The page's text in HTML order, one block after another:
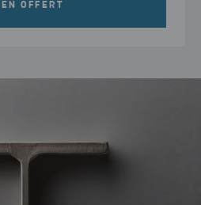
EN OFFERT